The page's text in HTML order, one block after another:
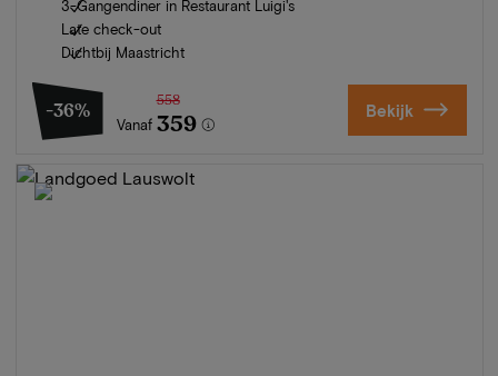
3-Gangendiner in Restaurant Luigi's
Late check-out
Dichtbij Maastricht
-36%
Vanaf
558
359 Bekijk